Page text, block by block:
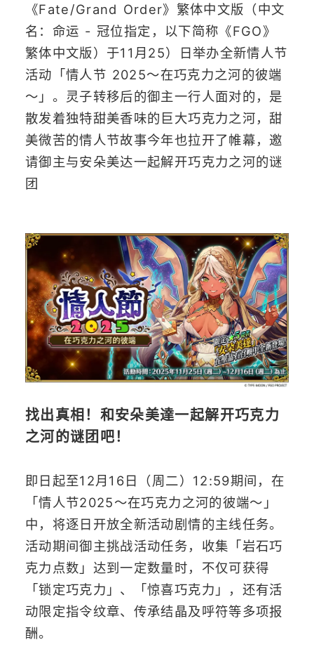
《Fate/Grand Order》繁体中文版（中文
名：命运 - 冠位指定，以下简称《FGO》
繁体中文版）于11月25）日举办全新情人节
活动「情人节 2025～在巧克力之河的彼端
～」。灵子转移后的御主一行人面对的，是
散发着独特甜美香味的巨大巧克力之河，甜
美微苦的情人节故事今年也拉开了帷幕，邀
请御主与安朵美达一起解开巧克力之河的谜
团
找出真相！和安朵美達一起解开巧克力
之河的谜团吧！
即日起至12月16日（周二）12:59期间，在
「情人节2025～在巧克力之河的彼端～」
中，将逐日开放全新活动剧情的主线任务。
活动期间御主挑战活动任务，收集「岩石巧
克力点数」达到一定数量时，不仅可获得
「锁定巧克力」、「惊喜巧克力」，还有活
动限定指令纹章、传承结晶及呼符等多项报
酬。